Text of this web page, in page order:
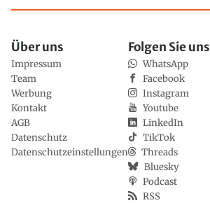
Über uns
Impressum
Team
Werbung
Kontakt
AGB
Datenschutz
Datenschutzeinstellungen
Folgen Sie uns
WhatsApp
Facebook
Instagram
Youtube
LinkedIn
TikTok
Threads
Bluesky
Podcast
RSS